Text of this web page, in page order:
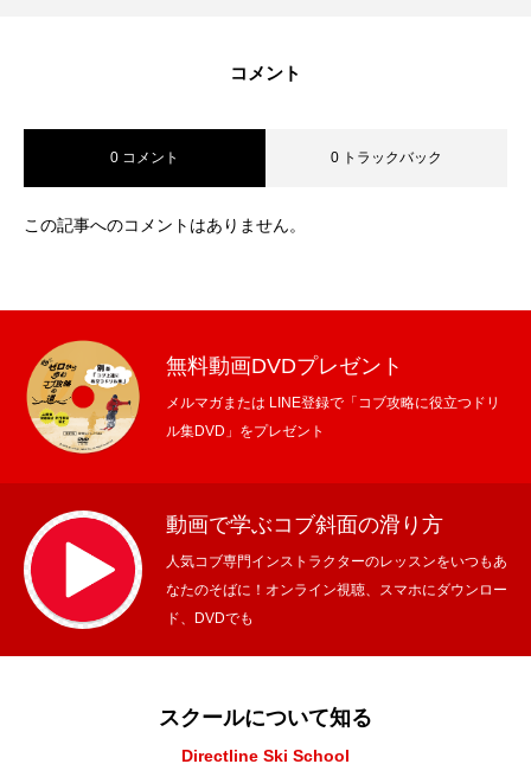
コメント
0 コメント 0 トラックバック
この記事へのコメントはありません。
無料動画DVDプレゼント
メルマガまたは LINE登録で「コブ攻略に役立つドリ
ル集DVD」をプレゼント
動画で学ぶコブ斜面の滑り方
人気コブ専門インストラクターのレッスンをいつもあ
なたのそばに！オンライン視聴、スマホにダウンロー
ド、DVDでも
スクールについて知る
Directline Ski School